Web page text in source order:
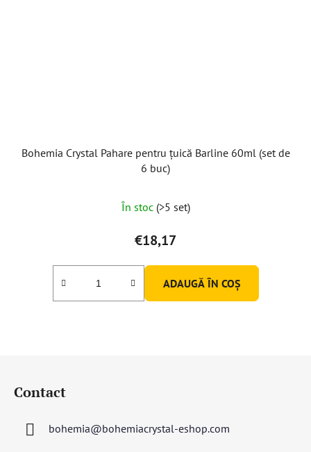
Bohemia Crystal Pahare pentru țuică Barline 60ml (set de
6 buc)
În stoc (>5 set)
€18,17
ADAUGĂ ÎN COŞ
Contact
bohemia@bohemiacrystal-eshop.com